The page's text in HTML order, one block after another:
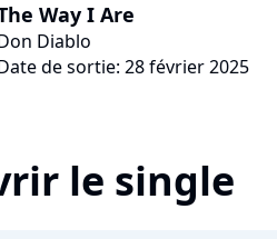
Way I Are
Diablo
de sortie: 28 février 2025
le single